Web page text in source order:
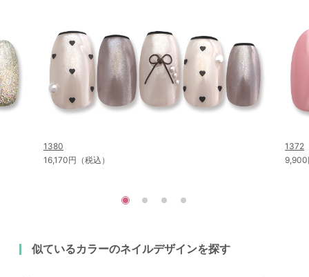
1380
16,170円（税込）
1372
9,900
似ているカラーのネイルデザインを探す